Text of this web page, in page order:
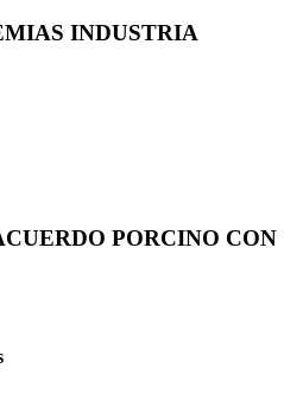
INDUSTRIA
PORCINO CON